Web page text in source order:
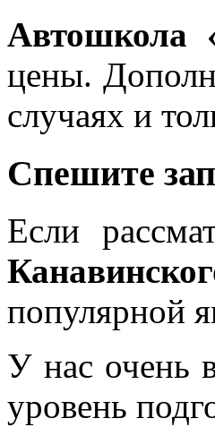
Автошкола
цены.
случаях и
Спешите
Если
популярной
У нас очень
уровень